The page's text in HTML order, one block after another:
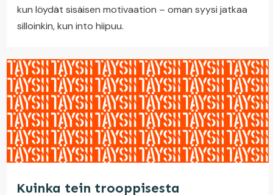
kun löydät sisäisen motivaation – oman syysi jatkaa
silloinkin, kun into hiipuu.
Kuinka tein trooppisesta